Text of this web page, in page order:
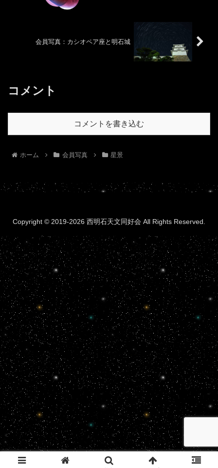
会員写真：カシオペア座と明石城
コメント
コメントを書き込む
ホーム 会員写真 星景
Copyright © 2019-2026 西明石天文同好会 All Rights Reserved.